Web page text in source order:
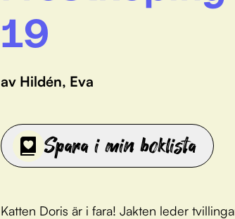
19
av Hildén, Eva
Spara i min boklista
Katten Doris är i fara! Jakten leder